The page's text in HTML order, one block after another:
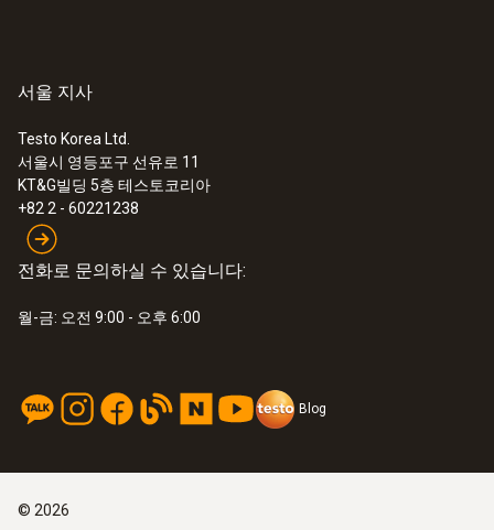
0.01 °C (100.00 ~ +300.00 °C
0.001 °C (-10.00 ~ 100.00 °C
반응 시간t99
60 초
서울 지사
Testo Korea Ltd.
서울시 영등포구 선유로 11
KT&G빌딩 5층 테스토코리아
+82 2 - 60221238
전화로 문의하실 수 있습니다:
월-금: 오전 9:00 - 오후 6:00
Blog
© 2026